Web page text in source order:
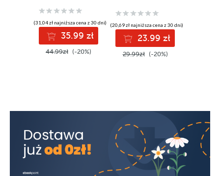
(31,04 zł najniższa cena z 30 dni)
35.99 zł
44.99zł (-20%)
(20,69 zł najniższa cena z 30 dni)
23.99 zł
29.99zł (-20%)